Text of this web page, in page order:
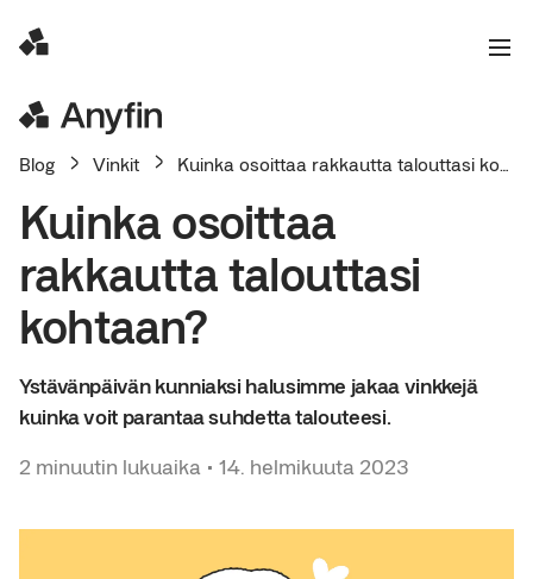
Blog Vinkit Kuinka osoittaa rakkautta talouttasi kohtaan?
Kuinka osoittaa
rakkautta talouttasi
kohtaan?
Ystävänpäivän kunniaksi halusimme jakaa vinkkejä
kuinka voit parantaa suhdetta talouteesi.
2 minuutin lukuaika • 14. helmikuuta 2023